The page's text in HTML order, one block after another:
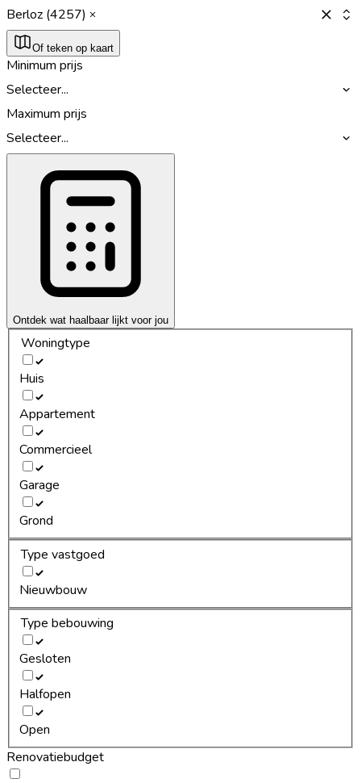
Berloz (4257)
Of teken op kaart
Minimum prijs
Selecteer...
Maximum prijs
Selecteer...
Ontdek wat haalbaar lijkt voor jou
Woningtype
Huis
Appartement
Commercieel
Garage
Grond
Type vastgoed
Nieuwbouw
Type bebouwing
Gesloten
Halfopen
Open
Renovatiebudget